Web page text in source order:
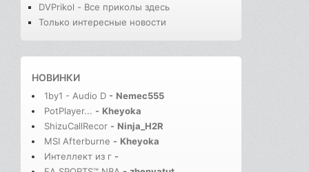
DVPrikol - Все приколы здесь
Только интересные новости
НОВИНКИ
1by1 - Audio D - Nemec555
PotPlayer... - Kheyoka
ShizuCallRecor - Ninja_H2R
MSI Afterburne - Kheyoka
Интеллект из г -